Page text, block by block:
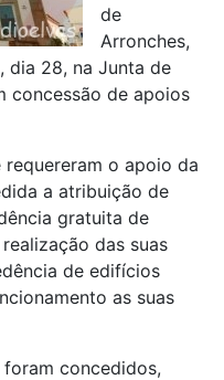
de
Arronches,
dia 28, na Junta de
concessão de apoios
o apoio da
a atribuição de
gratuita de
das suas
de edifícios
as suas
concedidos,